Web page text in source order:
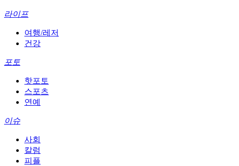
라이프
여행/레저
건강
포토
핫포토
스포츠
연예
이슈
사회
칼럼
피플